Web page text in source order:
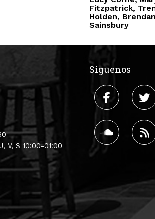
Fitzpatrick,
Holden, Brendan
Sainsbury
V, S 10:00-01:00
Síguenos